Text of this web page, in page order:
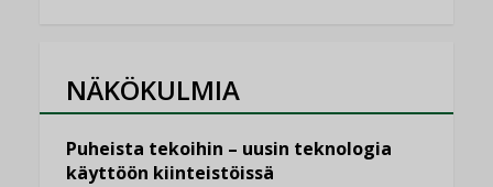
NÄKÖKULMIA
Puheista tekoihin – uusin teknologia
käyttöön kiinteistöissä